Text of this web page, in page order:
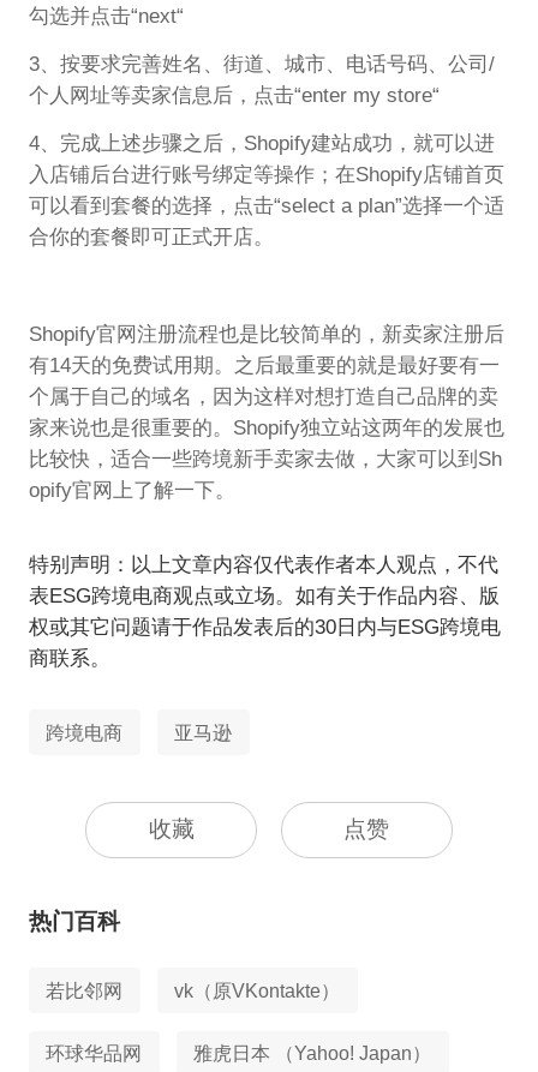
勾选并点击“next“
3、按要求完善姓名、街道、城市、电话号码、公司/
个人网址等卖家信息后，点击“enter my store“
4、完成上述步骤之后，Shopify建站成功，就可以进
入店铺后台进行账号绑定等操作；在Shopify店铺首页
可以看到套餐的选择，点击“select a plan”选择一个适
合你的套餐即可正式开店。
Shopify官网注册流程也是比较简单的，新卖家注册后
有14天的免费试用期。之后最重要的就是最好要有一
个属于自己的域名，因为这样对想打造自己品牌的卖
家来说也是很重要的。Shopify独立站这两年的发展也
比较快，适合一些跨境新手卖家去做，大家可以到Sh
opify官网上了解一下。
特别声明：以上文章内容仅代表作者本人观点，不代
表ESG跨境电商观点或立场。如有关于作品内容、版
权或其它问题请于作品发表后的30日内与ESG跨境电
商联系。
跨境电商 亚马逊
收藏 点赞
热门百科
若比邻网 vk（原VKontakte）
环球华品网 雅虎日本 （Yahoo! Japan）